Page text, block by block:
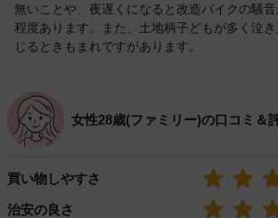
無いことや、夜遅くになると改造バイクの騒
程度あります。また、土地柄子どもが多く泣
じるときもまれですがあります。
女性28歳(ファミリー)の口コミ＆
買い物しやすさ
治安の良さ